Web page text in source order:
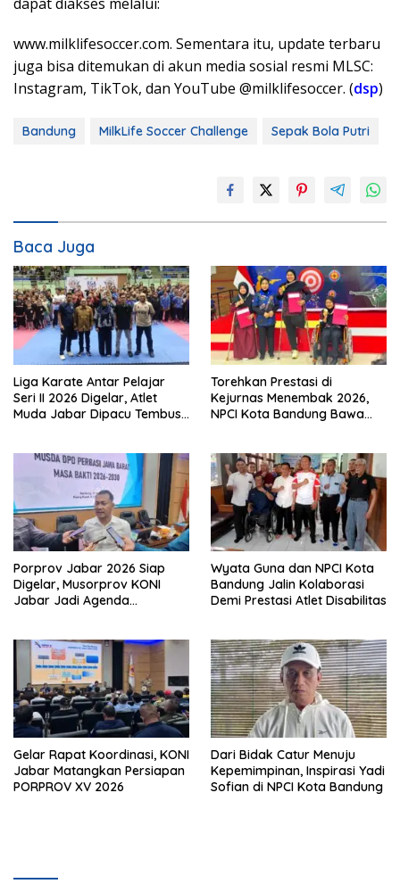
www.milklifesoccer.com. Sementara itu, update terbaru
juga bisa ditemukan di akun media sosial resmi MLSC:
Instagram, TikTok, dan YouTube @milklifesoccer. (dsp)
Bandung MilkLife Soccer Challenge Sepak Bola Putri
Baca Juga
Liga Karate Antar Pelajar
Seri II 2026 Digelar, Atlet
Muda Jabar Dipacu Tembus
Torehkan Prestasi di
Kejurnas Menembak 2026,
NPCI Kota Bandung Bawa
Porprov Jabar 2026 Siap
Digelar, Musorprov KONI
Jabar Jadi Agenda
Wyata Guna dan NPCI Kota
Bandung Jalin Kolaborasi
Demi Prestasi Atlet Disabilitas
Gelar Rapat Koordinasi, KONI
Jabar Matangkan Persiapan
PORPROV XV 2026
Dari Bidak Catur Menuju
Kepemimpinan, Inspirasi Yadi
Sofian di NPCI Kota Bandung